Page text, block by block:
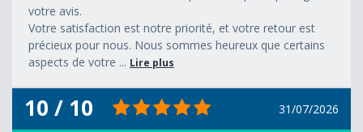
votre avis.
Votre satisfaction est notre priorité, et votre retour est
précieux pour nous. Nous sommes heureux que certains
aspects de votre ... Lire plus
10 / 10 31/07/2026